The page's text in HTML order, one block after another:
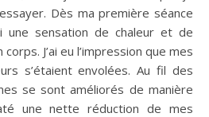
Dès ma première séance
une sensation de chaleur et de
J’ai eu l’impression que mes
s’étaient envolées. Au fil des
se sont améliorés de manière
une nette réduction de mes